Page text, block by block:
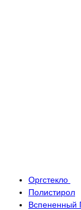
Оргстекло
Полистирол
Вспененный